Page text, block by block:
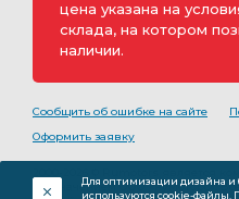
цена указана на
склада, на котором
наличии.
Сообщить об ошибке на сайте
Оформить заявку
обозначением ООО «РуМоторс».
Для оптимизации дизайна и
используются cookie-файлы.